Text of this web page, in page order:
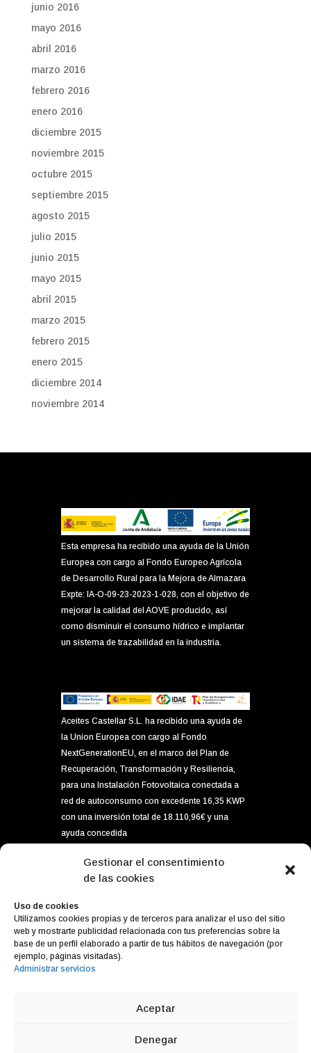
Gestionar el consentimiento
de las cookies
Uso de cookies
Utilizamos cookies propias y de terceros para analizar el uso del sitio
web y mostrarte publicidad relacionada con tus preferencias sobre la
base de un perfil elaborado a partir de tus hábitos de navegación (por
ejemplo, páginas visitadas).
Administrar servicios
Aceptar
Denegar
junio 2016
mayo 2016
abril 2016
marzo 2016
febrero 2016
enero 2016
diciembre 2015
noviembre 2015
octubre 2015
septiembre 2015
agosto 2015
julio 2015
junio 2015
mayo 2015
abril 2015
marzo 2015
febrero 2015
enero 2015
diciembre 2014
noviembre 2014
Esta empresa ha recibido una ayuda de la Unión
Europea con cargo al Fondo Europeo Agrícola
de Desarrollo Rural para la Mejora de Almazara
Expte: IA-O-09-23-2023-1-028, con el objetivo de
mejorar la calidad del AOVE producido, así
como disminuir el consumo hídrico e implantar
un sistema de trazabilidad en la industria.
Aceites Castellar S.L. ha recibido una ayuda de
la Union Europea con cargo al Fondo
NextGenerationEU, en el marco del Plan de
Recuperación, Transformación y Resiliencia,
para una Instalación Fotovoltaica conectada a
red de autoconsumo con excedente 16,35 KWP
con una inversión total de 18.110,96€ y una
ayuda concedida
por importe de 5.896,80€ dentro del programa
de incentivos ligados al autoconsumo y
renovable, así como la implantación de
sistemas térmicos en el sector residencial del
Ministerior para la Transición Ecológica y el
Reto Demográfico, gestionado por el IDAE.
Cabello x Mure